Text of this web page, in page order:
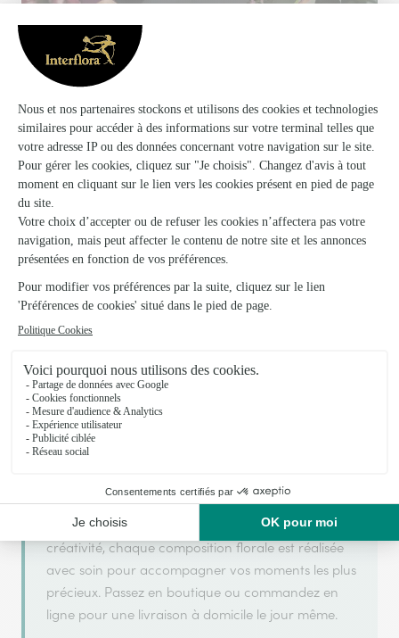
Votre fleuriste artisan à Haguenau
L’hortensia Bleu s'appuie sur son partenariat avec
Interflora, réseau de transmission florale de
référence, pour vous garantir un service de qualité.
L’hortensia Bleu est un fleuriste artisan situé à
Haguenau. Avec un souci de fraîcheur et de
créativité, chaque composition florale est réalisée
avec soin pour accompagner vos moments les plus
précieux. Passez en boutique ou commandez en
ligne pour une livraison à domicile le jour même.